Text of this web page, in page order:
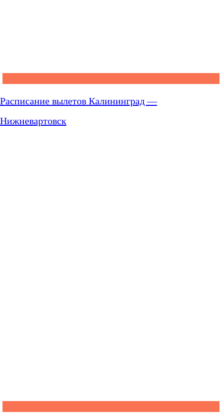
Расписание вылетов Калининград —
Нижневартовск